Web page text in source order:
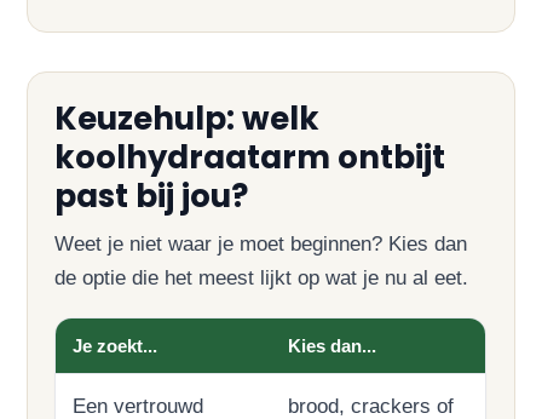
Keuzehulp: welk
koolhydraatarm ontbijt
past bij jou?
Weet je niet waar je moet beginnen? Kies dan
de optie die het meest lijkt op wat je nu al eet.
Je zoekt... Kies dan...
Een vertrouwd
brood, crackers of